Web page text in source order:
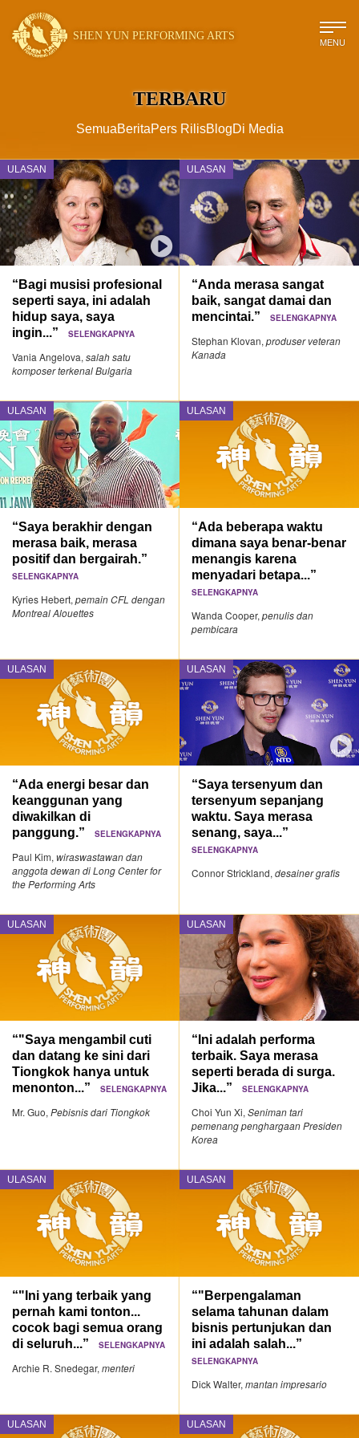
SHEN YUN PERFORMING ARTS MENU
TERBARU
SemuaBeritaPers RilisBlogDi Media
ULASAN
“Bagi musisi profesional
seperti saya, ini adalah
hidup saya, saya
ingin...”
SELENGKAPNYA
Vania Angelova, salah satu
komposer terkenal Bulgaria
ULASAN
“Anda merasa sangat
baik, sangat damai dan
mencintai.”SELENGKAPNYA
Stephan Klovan,produser veteran
Kanada
ULASAN
“Saya berakhir dengan
merasa baik, merasa
positif dan bergairah.”
SELENGKAPNYA
Kyries Hebert, pemain CFL dengan
Montreal Alouettes
ULASAN
“Ada beberapa waktu
dimana saya benar-benar
menangis karena
menyadari betapa...”
SELENGKAPNYA
Wanda Cooper,penulis dan
pembicara
ULASAN
“Ada energi besar dan
keanggunan yang
diwakilkan di
panggung.”
SELENGKAPNYA
Paul Kim, wiraswastawan dan
anggota dewan di Long Center for
the Performing Arts
ULASAN
“Saya tersenyum dan
tersenyum sepanjang
waktu. Saya merasa
senang, saya...”
SELENGKAPNYA
Connor Strickland,desainer grafis
ULASAN
“"Saya mengambil cuti
dan datang ke sini dari
Tiongkok hanya untuk
menonton...”
SELENGKAPNYA
Mr. Guo, Pebisnis dari Tiongkok
ULASAN
“Ini adalah performa
terbaik. Saya merasa
seperti berada di surga.
Jika...”SELENGKAPNYA
Choi Yun Xi,Seniman tari
pemenang penghargaan Presiden
Korea
ULASAN
“"Ini yang terbaik yang
pernah kami tonton...
cocok bagi semua orang
di seluruh...”
SELENGKAPNYA
Archie R. Snedegar, menteri
ULASAN
“"Berpengalaman
selama tahunan dalam
bisnis pertunjukan dan
ini adalah salah...”
SELENGKAPNYA
Dick Walter,mantan impresario
ULASAN ULASAN